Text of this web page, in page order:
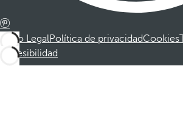
Aviso LegalPolítica de privacidadCookies
Accesibilidad